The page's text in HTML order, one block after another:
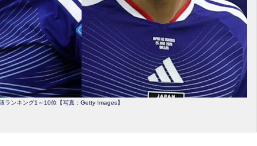
ランキング1～10位【写真：Getty Images】